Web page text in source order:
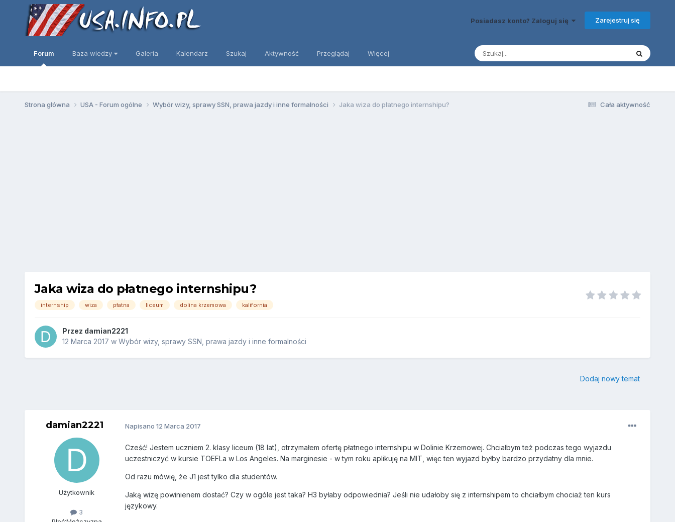
Posiadasz konto? Zaloguj się Zarejestruj się
Forum Baza wiedzy Galeria Kalendarz Szukaj Aktywność Przeglądaj Więcej
Cała aktywność
Strona główna USA - Forum ogólne Wybór wizy, sprawy SSN, prawa jazdy i inne formalności Jaka wiza do płatnego internshipu?
Jaka wiza do płatnego internshipu?
internship wiza płatna liceum dolina krzemowa kalifornia
Przez damian2221
12 Marca 2017 w Wybór wizy, sprawy SSN, prawa jazdy i inne formalności
Dodaj nowy temat
damian2221
Użytkownik
3
Napisano 12 Marca 2017
Cześć! Jestem uczniem 2. klasy liceum (18 lat), otrzymałem ofertę płatnego internshipu w Dolinie Krzemowej. Chciałbym też podczas tego wyjazdu
uczestniczyć w kursie TOEFLa w Los Angeles. Na marginesie - w tym roku aplikuję na MIT, więc ten wyjazd byłby bardzo przydatny dla mnie.
Od razu mówię, że J1 jest tylko dla studentów.
Jaką wizę powinienem dostać? Czy w ogóle jest taka? H3 byłaby odpowiednia? Jeśli nie udałoby się z internshipem to chciałbym chociaż ten kurs
językowy.